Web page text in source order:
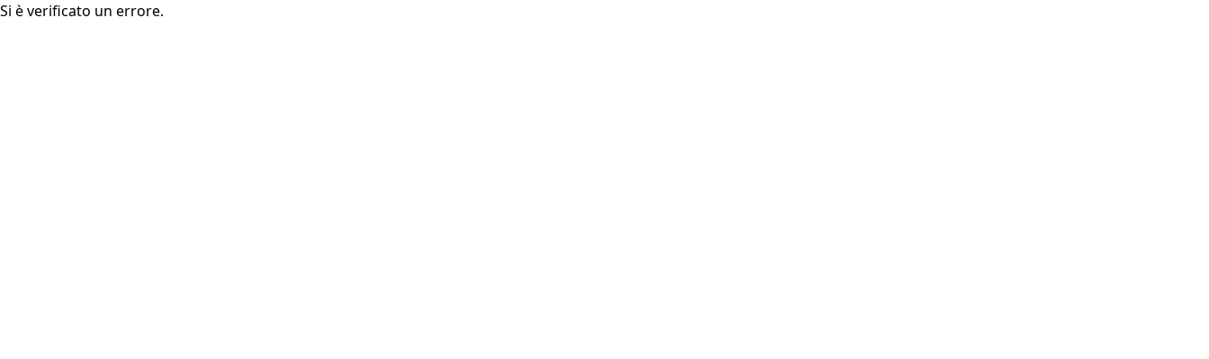
Si è verificato un errore.